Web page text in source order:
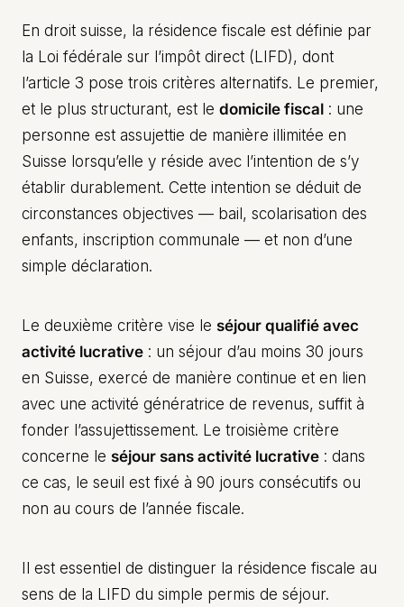
En droit suisse, la résidence fiscale est définie par
la Loi fédérale sur l’impôt direct (LIFD), dont
l’article 3 pose trois critères alternatifs. Le premier,
et le plus structurant, est le domicile fiscal : une
personne est assujettie de manière illimitée en
Suisse lorsqu’elle y réside avec l’intention de s’y
établir durablement. Cette intention se déduit de
circonstances objectives — bail, scolarisation des
enfants, inscription communale — et non d’une
simple déclaration.
Le deuxième critère vise le séjour qualifié avec
activité lucrative : un séjour d’au moins 30 jours
en Suisse, exercé de manière continue et en lien
avec une activité génératrice de revenus, suffit à
fonder l’assujettissement. Le troisième critère
concerne le séjour sans activité lucrative : dans
ce cas, le seuil est fixé à 90 jours consécutifs ou
non au cours de l’année fiscale.
Il est essentiel de distinguer la résidence fiscale au
sens de la LIFD du simple permis de séjour.